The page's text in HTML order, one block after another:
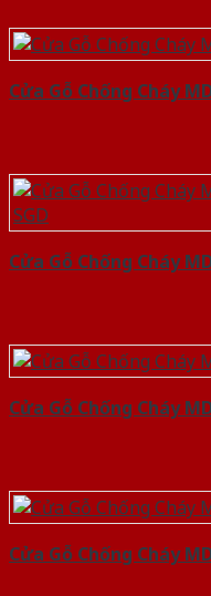
Cửa Gỗ Chống Cháy
Cửa Gỗ Chống Cháy
Cửa Gỗ Chống Cháy
Cửa Gỗ Chống Cháy